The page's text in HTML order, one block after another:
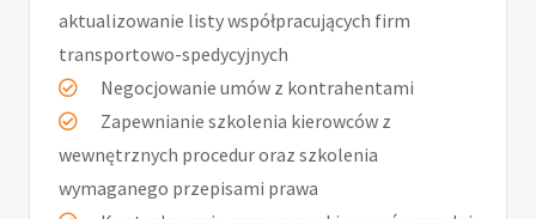
aktualizowanie listy współpracujących firm
transportowo-spedycyjnych
Negocjowanie umów z kontrahentami
Zapewnianie szkolenia kierowców z
wewnętrznych procedur oraz szkolenia
wymaganego przepisami prawa